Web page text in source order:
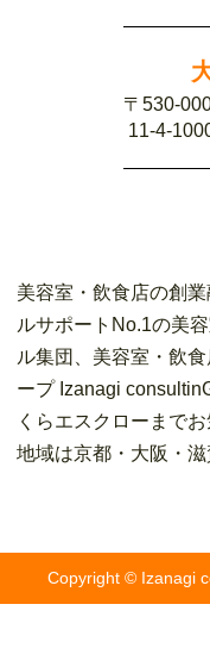
〒530-
11-4-
美容室・飲食店の創
ルサポートNo.1の美
ル集団、美容室・飲
ープ Izanagi
くらエスクローまで
地域は京都・大阪・滋
Copyright © Izanagi